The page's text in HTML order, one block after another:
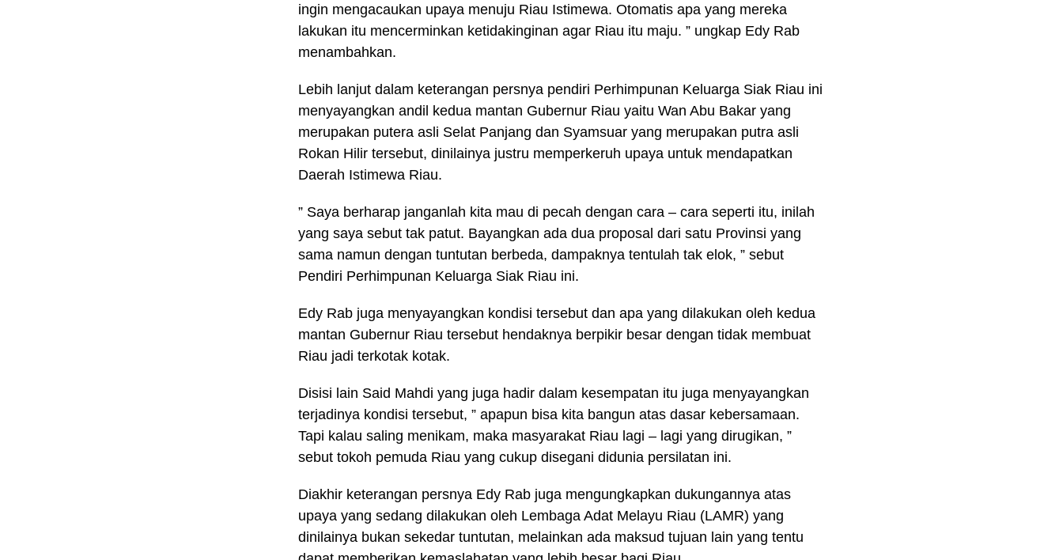
ingin mengacaukan upaya menuju Riau Istimewa. Otomatis apa yang mereka
lakukan itu mencerminkan ketidakinginan agar Riau itu maju. ” ungkap Edy Rab
menambahkan.
Lebih lanjut dalam keterangan persnya pendiri Perhimpunan Keluarga Siak Riau ini
menyayangkan andil kedua mantan Gubernur Riau yaitu Wan Abu Bakar yang
merupakan putera asli Selat Panjang dan Syamsuar yang merupakan putra asli
Rokan Hilir tersebut, dinilainya justru memperkeruh upaya untuk mendapatkan
Daerah Istimewa Riau.
” Saya berharap janganlah kita mau di pecah dengan cara – cara seperti itu, inilah
yang saya sebut tak patut. Bayangkan ada dua proposal dari satu Provinsi yang
sama namun dengan tuntutan berbeda, dampaknya tentulah tak elok, ” sebut
Pendiri Perhimpunan Keluarga Siak Riau ini.
Edy Rab juga menyayangkan kondisi tersebut dan apa yang dilakukan oleh kedua
mantan Gubernur Riau tersebut hendaknya berpikir besar dengan tidak membuat
Riau jadi terkotak kotak.
Disisi lain Said Mahdi yang juga hadir dalam kesempatan itu juga menyayangkan
terjadinya kondisi tersebut, ” apapun bisa kita bangun atas dasar kebersamaan.
Tapi kalau saling menikam, maka masyarakat Riau lagi – lagi yang dirugikan, ”
sebut tokoh pemuda Riau yang cukup disegani didunia persilatan ini.
Diakhir keterangan persnya Edy Rab juga mengungkapkan dukungannya atas
upaya yang sedang dilakukan oleh Lembaga Adat Melayu Riau (LAMR) yang
dinilainya bukan sekedar tuntutan, melainkan ada maksud tujuan lain yang tentu